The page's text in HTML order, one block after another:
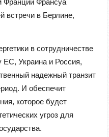
Франции Франсуа
встречи в Берлине,
в сотрудничестве
ЕС, Украина и Россия,
надежный транзит
И обеспечит
которое будет
угроз для